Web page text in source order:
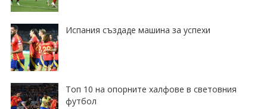
Испания създаде машина за успехи
Топ 10 на опорните халфове в световния
футбол